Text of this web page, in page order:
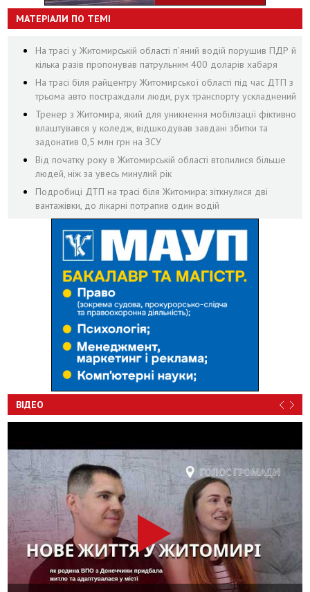
МАТЕРІАЛИ ПО ТЕМІ
На трасі у Житомирській області п’яний водій порушив ПДР й
кілька разів пропонував патрульним 400 доларів хабаря
На трасі біля райцентру Житомирської області під час ДТП з
трьома авто постраждали люди, рух транспорту ускладнений
Тренер з Житомира, який для уникнення мобілізації фіктивно
влаштувався у коледж, відшкодував завдані збитки та
задонатив 0,5 млн грн на ЗСУ
Від початку року в Житомирській області втопилися більше
людей, ніж за увесь минулий рік
Подробиці ДТП на трасі біля Житомира: зіткнулися дві
вантажівки, до лікарні потрапив один водій
ВІДЕО